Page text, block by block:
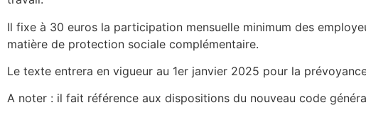
Il fixe à 30 euros la participation mensuelle minimum des
matière de protection sociale complémentaire.
Le texte entrera en vigueur au 1er janvier 2025 pour la
A noter : il fait référence aux dispositions du nouveau code